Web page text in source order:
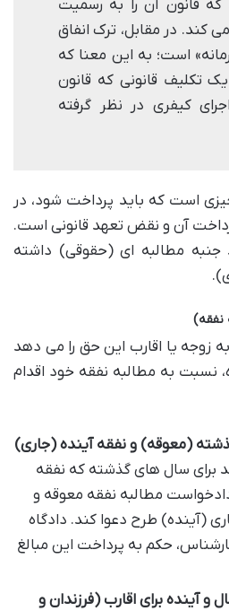
قانون آن را به رسمیت
کند. در مقابل، ترک انفاق
است؛ به این معنا که
تکلیف قانونی که قانون
کیفری در نظر گرفته
است که باید پرداخت شود، در
آن و نقض تعهد قانونی است.
جنبه مطالبه ای (حقوقی) داشته
نفقه)
زوجه یا اقارب این حق را می دهد
نسبت به مطالبه نفقه خود اقدام
(معوقه) و نفقه آینده (جاری)
برای سال های گذشته که نفقه
مطالبه نفقه معوقه و
(آینده) طرح دعوا کند. دادگاه
حکم به پرداخت این مبالغ
و آینده برای اقارب (فرزندان و